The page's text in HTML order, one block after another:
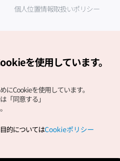
個人位置情報取扱いポリシー
All Rights
ル
を使用しています。
にCookieを使用しています。
「同意する」
的についてはCookieポリシー